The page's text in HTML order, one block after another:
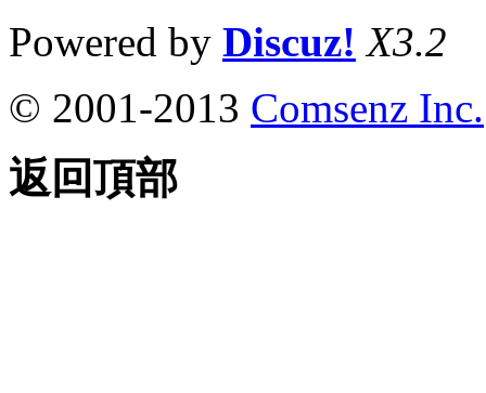
Powered by Discuz! X3.2
© 2001-2013 Comsenz Inc.
返回頂部